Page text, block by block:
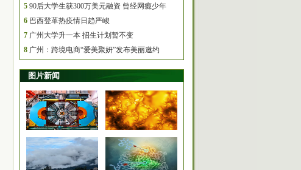
5 90后大学生获300万美元融资 曾经网瘾少年
6 巴西登革热疫情日趋严峻
7 广州大学升一本 招生计划暂不变
8 广州：跨境电商“爱美聚妍”发布美丽邀约
图片新闻